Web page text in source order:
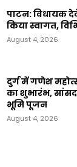
पाटन: विधायक
किया स्वागत,
August 4, 2026
दुर्ग में गणेश
का शुभारंभ,
भूमि पूजन
August 4, 2026